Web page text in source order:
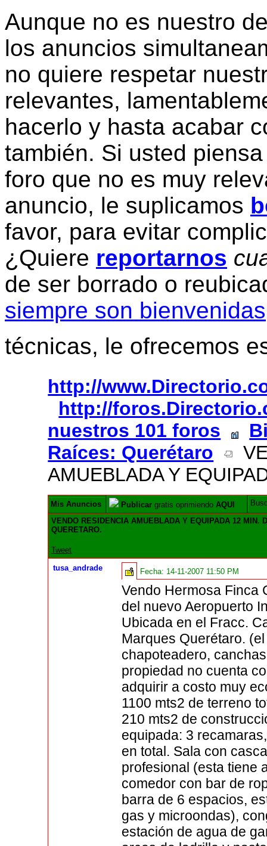
Aunque no es nuestro
los anuncios
no quiere respetar
relevantes,
hacerlo y hasta acabar
también. Si usted
foro que no es muy
anuncio, le suplicamos
favor, para evitar
¿Quiere reportarnos
de ser borrado o
siempre son bienvenidas
técnicas, le ofrecemos
http://
http://
nuestros 101 foros
Raíces: Querétaro
AMUEBLADA Y
Mis Anuncios Publicar gratis oprimiendoAQUI
VENDO RESIDENCIA AMUEBLADA Y EQUIPADA 12 MIN.
QUERETARO.
Tweet
tusa_andrade
Fecha: 14-11-2007 11:50 PM
Vendo Hermosa Finca
del nuevo Aeropuerto
Ubicada en el Fracc.
Marques Querétaro.
chapoteadero,
propiedad no cuenta
adquirir a costo muy
1100 mts2 de terreno
210 mts2 de
equipada: 3
en total. Sala con
profesional (esta tiene
comedor con bar de
barra de 6 espacios,
gas y microondas),
estación de agua de